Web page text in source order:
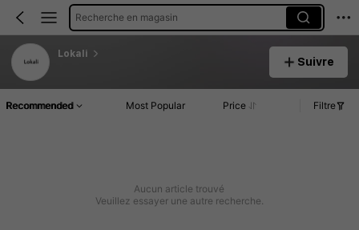
Recherche en magasin
Lokali
Suivre
Recommended Most Popular Price Filtre
Aucun article trouvé
Veuillez essayer une autre recherche.